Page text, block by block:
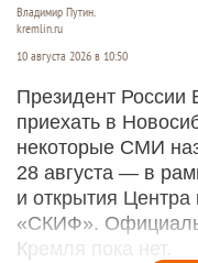
Владимир Путин.
kremlin.ru
10 августа 2026 в 10:50
Президент
приехать в
некоторые СМИ
28 августа — в
и открытия Центра
«СКИФ».
Кремля пока нет.